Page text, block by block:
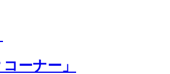
ーナー」